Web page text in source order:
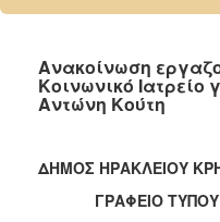
2024
2022
2021
Ανακοίνωση
Κοινωνικό Ιατρείο
Αντώνη Κούτη
ΔΗΜΟΣ ΗΡΑΚΛΕΙΟΥ
ΓΡΑΦΕΙΟ ΤΥΠΟΥ